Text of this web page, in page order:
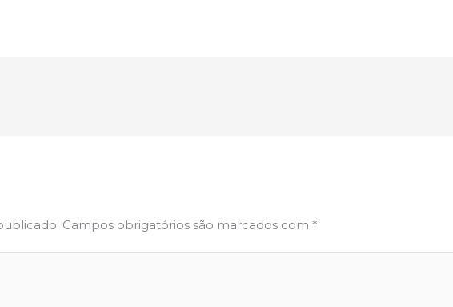
Campos obrigatórios são marcados com *